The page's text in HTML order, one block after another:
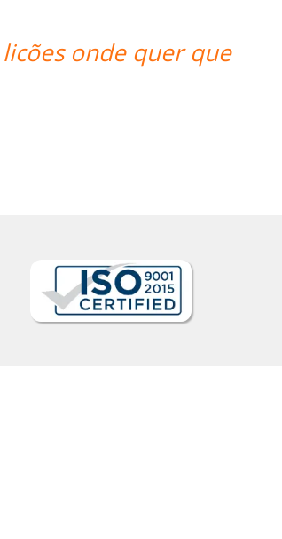
primeira aula foi